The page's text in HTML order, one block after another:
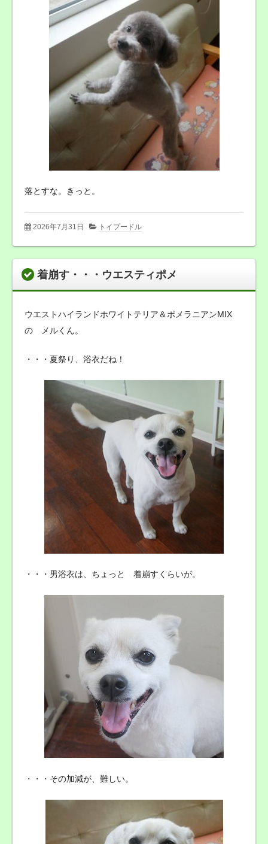
落とすな。きっと。
2026年7月31日 トイプードル
着崩す・・・ウエスティポメ
ウエストハイランドホワイトテリア＆ポメラニアンMIX
の メルくん。
・・・夏祭り、浴衣だね！
・・・男浴衣は、ちょっと 着崩すくらいが。
・・・その加減が、難しい。